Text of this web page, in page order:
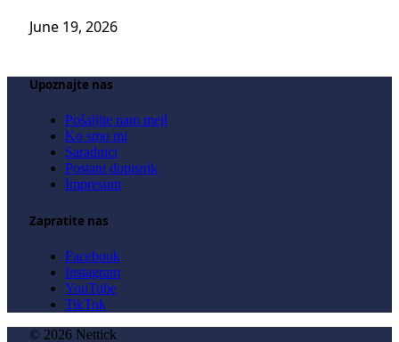
June 19, 2026
Upoznajte nas
Pošaljite nam mejl
Ko smo mi
Saradnici
Postani dopisnik
Impresum
Zapratite nas
Facebook
Instagram
YouTube
TikTok
© 2026 Nettick